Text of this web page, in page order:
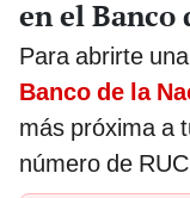
en el Banco
Para abrirte
Banco de la
más próxima a
número de